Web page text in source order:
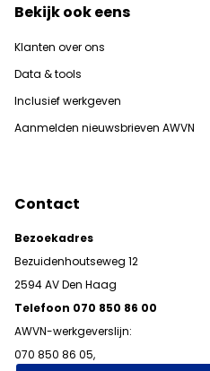
Bekijk ook eens
Klanten over ons
Data & tools
Inclusief werkgeven
Aanmelden nieuwsbrieven AWVN
Contact
Bezoekadres
Bezuidenhoutseweg 12
2594 AV Den Haag
Telefoon 070 850 86 00
AWVN-werkgeverslijn:
070 850 86 05,